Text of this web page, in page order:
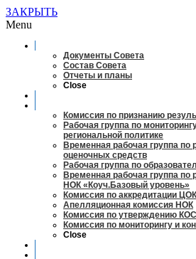
ЗАКРЫТЬ
Menu
Документы Совета
Состав Совета
Отчеты и планы
Close
Комиссия по признанию
Рабочая группа по
региональной политике
Временная рабочая группа по
оценочных средств
Рабочая группа по
Временная рабочая группа по
НОК «Коуч.Базовый уровень»
Комиссия по аккредитации
Апелляционная комиссия НОК
Комиссия по утверждению
Комиссия по мониторингу и
Close